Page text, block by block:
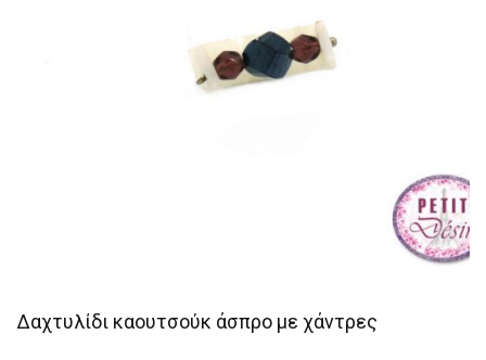
Δαχτυλίδι καουτσούκ άσπρο με χάντρες